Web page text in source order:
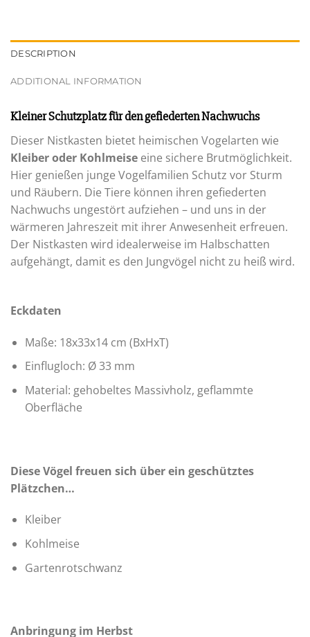
DESCRIPTION
ADDITIONAL INFORMATION
Kleiner Schutzplatz für den gefiederten Nachwuchs
Dieser Nistkasten bietet heimischen Vogelarten wie
Kleiber oder Kohlmeise eine sichere Brutmöglichkeit.
Hier genießen junge Vogelfamilien Schutz vor Sturm
und Räubern. Die Tiere können ihren gefiederten
Nachwuchs ungestört aufziehen – und uns in der
wärmeren Jahreszeit mit ihrer Anwesenheit erfreuen.
Der Nistkasten wird idealerweise im Halbschatten
aufgehängt, damit es den Jungvögel nicht zu heiß wird.
Eckdaten
Maße: 18x33x14 cm (BxHxT)
Einflugloch: Ø 33 mm
Material: gehobeltes Massivholz, geflammte
Oberfläche
Diese Vögel freuen sich über ein geschütztes
Plätzchen…
Kleiber
Kohlmeise
Gartenrotschwanz
Anbringung im Herbst